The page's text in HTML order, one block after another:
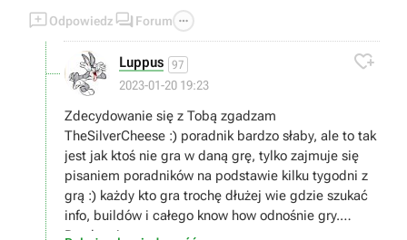
Odpowiedz  Forum 
Luppus 97
2023-01-20 19:23

Zdecydowanie się z Tobą zgadzam
TheSilverCheese :) poradnik bardzo słaby, ale to tak
jest jak ktoś nie gra w daną grę, tylko zajmuje się
pisaniem poradników na podstawie kilku tygodni z
grą :) każdy kto gra trochę dłużej wie gdzie szukać
info, buildów i całego know how odnośnie gry.
Pozdrawiam